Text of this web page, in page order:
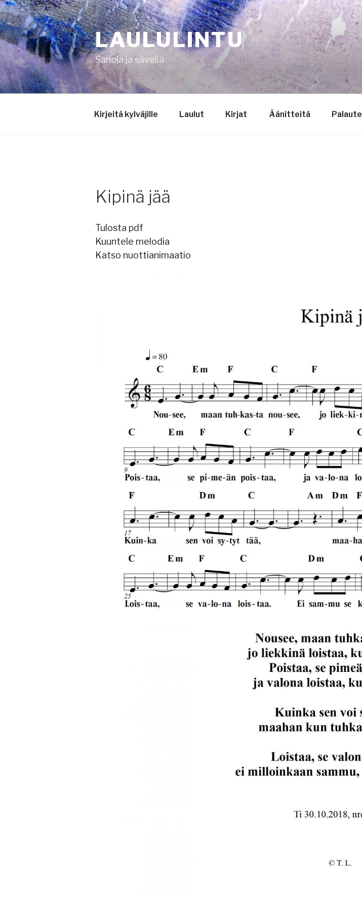
Siirry
sisältöön
LAULULINTU
Sanoja ja säveliä
Kirjeitä kylväjille Laulut Kirjat Äänitteitä Palaute
Kipinä jää
Tulosta pdf
Kuuntele melodia
Katso nuottianimaatio